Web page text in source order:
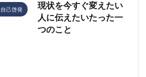
自己啓発
現状を今すぐ変えたい
人に伝えたいたった一
つのこと